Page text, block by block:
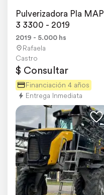
Pulverizadora Pla MAP
3 3300 - 2019
2019 - 5.000 hs
Rafaela
Castro
$ Consultar
Financiación 4 años
Entrega Inmediata